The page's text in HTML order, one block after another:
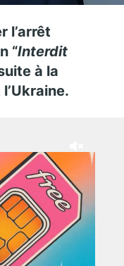
l’arrêt
“Interdit
à la